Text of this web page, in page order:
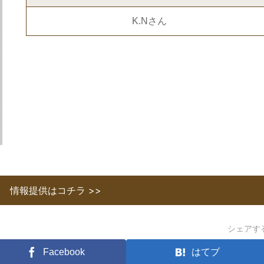
K.Nさん
情報提供はコチラ >>
シェアす
Facebook はてブ